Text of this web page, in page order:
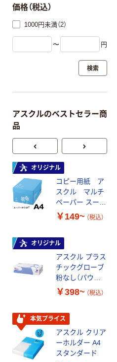
価格（税込）
1000円未満（2）
〜 円
検索
アスクルのベストセラー商
品
オリジナル
コピー用紙 ア
スクル マルチ
ペーパー スーパ
ーホワイト+
￥149~ （税込）
オリジナル
アスクル プラス
チックグローブ
粉なし（パウダ
ーフリー）
￥398~ （税込）
本気プライス
アスクル クリア
ーホルダー A4
スタンダード